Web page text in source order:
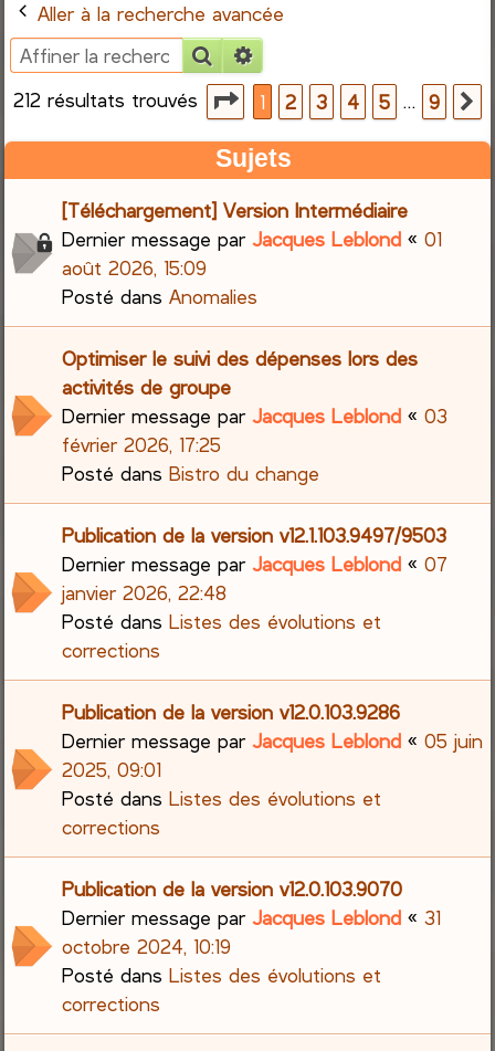
e
r
Aller à la recherche avancée
Rechercher
212 résultats trouvés
Page1sur
1 2 3 4 5 … 9
Sujets
[Téléchargement] Version Intermédiaire
Dernier message parJacques Leblond «01
août 2026, 15:09
Posté dansAnomalies
Optimiser le suivi des dépenses lors des
activités de groupe
Dernier message parJacques Leblond «03
février 2026, 17:25
Posté dansBistro du change
Publication de la version v12.1.103.9497/9503
Dernier message parJacques Leblond «07
janvier 2026, 22:48
Posté dansListes des évolutions et
corrections
Publication de la version v12.0.103.9286
Dernier message parJacques Leblond «05 juin
2025, 09:01
Posté dansListes des évolutions et
corrections
Publication de la version v12.0.103.9070
Dernier message parJacques Leblond «31
octobre 2024, 10:19
Posté dansListes des évolutions et
corrections